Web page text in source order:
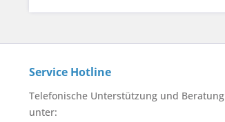
Service Hotline
Telefonische Unterstützung und Beratung
unter: